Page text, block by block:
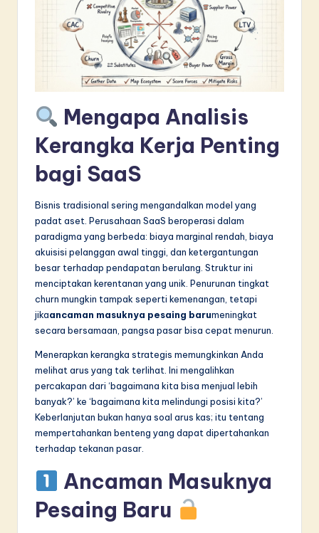
o
ti
o
Mengapa Analisis
Kerangka Kerja Penting
bagi SaaS
Bisnis tradisional sering mengandalkan model yang
padat aset. Perusahaan SaaS beroperasi dalam
paradigma yang berbeda: biaya marginal rendah, biaya
akuisisi pelanggan awal tinggi, dan ketergantungan
besar terhadap pendapatan berulang. Struktur ini
menciptakan kerentanan yang unik. Penurunan tingkat
churn mungkin tampak seperti kemenangan, tetapi
jikaancaman masuknya pesaing barumeningkat
secara bersamaan, pangsa pasar bisa cepat menurun.
Menerapkan kerangka strategis memungkinkan Anda
melihat arus yang tak terlihat. Ini mengalihkan
percakapan dari ‘bagaimana kita bisa menjual lebih
banyak?’ ke ‘bagaimana kita melindungi posisi kita?’
Keberlanjutan bukan hanya soal arus kas; itu tentang
mempertahankan benteng yang dapat dipertahankan
terhadap tekanan pasar.
Ancaman Masuknya
Pesaing Baru